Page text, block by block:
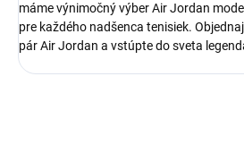
máme výnimočný výber Air Jordan
pre každého nadšenca tenisiek.
pár Air Jordan a vstúpte do sveta